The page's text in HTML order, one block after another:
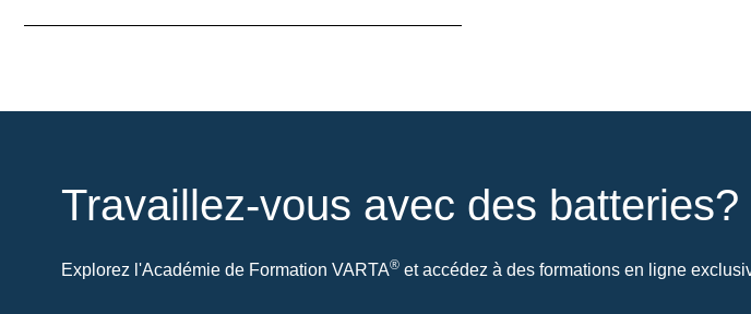
Travaillez-vous avec des batteries?
Explorez l'Académie de Formation VARTA® et accédez à des formations en ligne